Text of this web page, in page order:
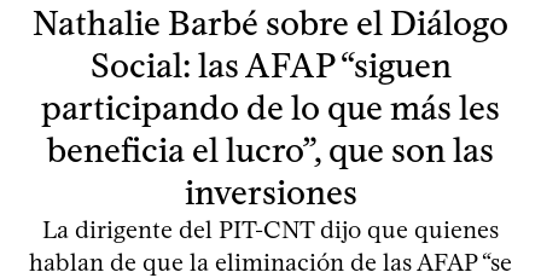
Nathalie Barbé sobre el Diálogo
Social: las AFAP “siguen
participando de lo que más les
beneficia el lucro”, que son las
inversiones
La dirigente del PIT-CNT dijo que quienes
hablan de que la eliminación de las AFAP “se